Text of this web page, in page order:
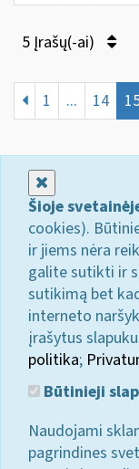
5 Įrašų(-ai)
1 ... 14
Šioje
cookies).
ir jiems nėra
galite sutikti ir
sutikimą bet
interneto
įrašytus
politika;
Būtinieji
Naudojami
pagrindines